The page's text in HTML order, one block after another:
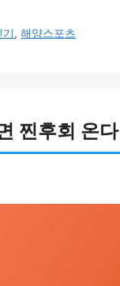
기,해양스포츠
찐후회 온다